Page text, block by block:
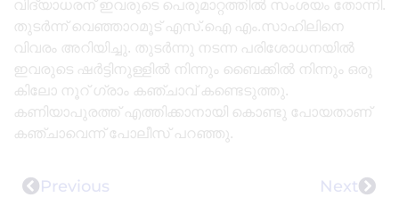
തുടർന്ന് വെഞ്ഞാറമൂട് എസ്.ഐ എം.സാഹിലിനെ
വിവരം അറിയിച്ചു. തുടർന്നു നടന്ന പരിശോധനയിൽ
ഇവരുടെ ഷർട്ടിനുള്ളിൽ നിന്നും ബൈക്കിൽ നിന്നും ഒരു
കിലോ നൂറ് ഗ്രാം കഞ്ചാവ് കണ്ടെടുത്തു.
കണിയാപുരത്ത് എത്തിക്കാനായി കൊണ്ടു പോയതാണ്
കഞ്ചാവെന്ന് പോലീസ് പറഞ്ഞു.
Previous Next